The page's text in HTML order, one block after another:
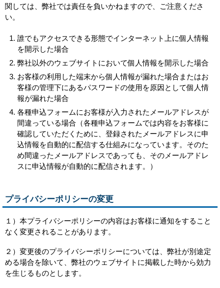
関しては、弊社では責任を負いかねますので、ご注意くださ
い。
誰でもアクセスできる形態でインターネット上に個人情報
を開示した場合
弊社以外のウェブサイトにおいて個人情報を開示した場合
お客様の利用した端末から個人情報が漏れた場合またはお
客様の管理下にあるパスワードの使用を原因として個人情
報が漏れた場合
各種申込フォームにお客様が入力されたメールアドレスが
間違っている場合（各種申込フォームでは内容をお客様に
確認していただくために、登録されたメールアドレスに申
込情報を自動的に配信する仕組みになっています。そのた
め間違ったメールアドレスであっても、そのメールアドレ
スに申込情報が自動的に配信されます。）
プライバシーポリシーの変更
１）本プライバシーポリシーの内容はお客様に通知をすること
なく変更されることがあります。
２）変更後のプライバシーポリシーについては、弊社が別途定
める場合を除いて、弊社のウェブサイトに掲載した時から効力
を生じるものとします。